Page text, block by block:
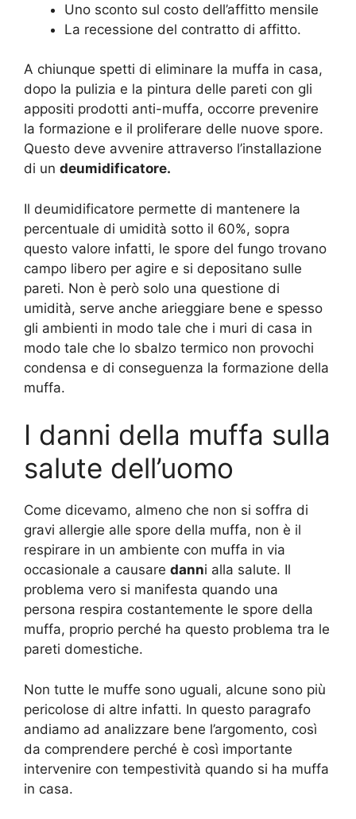
Uno sconto sul costo dell’affitto mensile
La recessione del contratto di affitto.
A chiunque spetti di eliminare la muffa in casa,
dopo la pulizia e la pintura delle pareti con gli
appositi prodotti anti-muffa, occorre prevenire
la formazione e il proliferare delle nuove spore.
Questo deve avvenire attraverso l’installazione
di un deumidificatore.
Il deumidificatore permette di mantenere la
percentuale di umidità sotto il 60%, sopra
questo valore infatti, le spore del fungo trovano
campo libero per agire e si depositano sulle
pareti. Non è però solo una questione di
umidità, serve anche arieggiare bene e spesso
gli ambienti in modo tale che i muri di casa in
modo tale che lo sbalzo termico non provochi
condensa e di conseguenza la formazione della
muffa.
I danni della muffa sulla
salute dell’uomo
Come dicevamo, almeno che non si soffra di
gravi allergie alle spore della muffa, non è il
respirare in un ambiente con muffa in via
occasionale a causare danni alla salute. Il
problema vero si manifesta quando una
persona respira costantemente le spore della
muffa, proprio perché ha questo problema tra le
pareti domestiche.
Non tutte le muffe sono uguali, alcune sono più
pericolose di altre infatti. In questo paragrafo
andiamo ad analizzare bene l’argomento, così
da comprendere perché è così importante
intervenire con tempestività quando si ha muffa
in casa.